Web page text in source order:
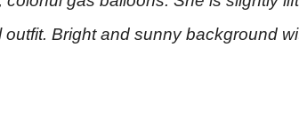
Bright and sunny background